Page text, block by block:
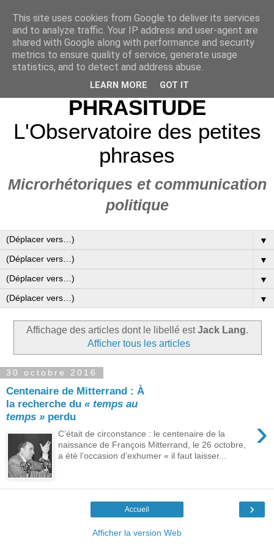
PHRASITUDE
L'Observatoire des petites
phrases
Microrhétoriques et communication
politique
▼
▼
▼
▼
Affichage des articles dont le libellé estJack Lang.
Afficher tous les articles
30 octobre 2016
Centenaire de Mitterrand : À
la recherche du « temps au
temps » perdu ›
C’était de circonstance : le centenaire de la
naissance de François Mitterrand, le 26 octobre,
a été l’occasion d’exhumer « il faut laisser...
›
Accueil
Afficher la version Web
This site uses cookies from Google to deliver its services
and to analyze traffic. Your IP address and user-agent are
shared with Google along with performance and security
metrics to ensure quality of service, generate usage
statistics, and to detect and address abuse.
LEARN MORE GOT IT